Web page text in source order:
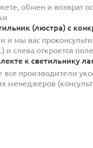
обмен и возврат
(люстра) с
и мы вас
и слева откроется
к светильнику
все производители
менеджеров